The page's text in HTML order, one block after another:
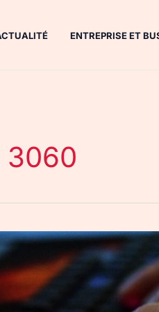
ENTREPRISE ET
3060